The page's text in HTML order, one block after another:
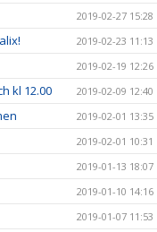
2019-02-27 15:28
2019-02-23 11:13
2019-02-19 12:26
kl 12.00 2019-02-09 12:40
2019-02-01 13:35
2019-02-01 10:31
2019-01-13 18:07
2019-01-10 14:16
2019-01-07 11:53